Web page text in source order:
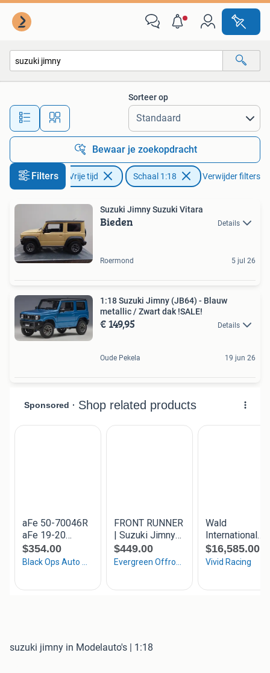
Alle afstanden…
Sorteer op
Bewaar je zoekopdracht
Filters
Hobby en Vrije tijd Schaal 1:18 Verwijder filters
Suzuki Jimny Suzuki Vitara
Bieden Details
Roermond 5 jul 26
1:18 Suzuki Jimny (JB64) - Blauw
metallic / Zwart dak !SALE!
€ 149,95 Details
Oude Pekela 19 jun 26
suzuki jimny in Modelauto's | 1:18